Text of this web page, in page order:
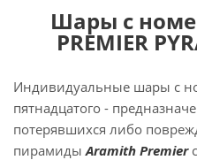
Шары с
PREMIER
Индивидуальные шары с
пятнадцатого -
потерявшихся либо
пирамидыAramith Premier